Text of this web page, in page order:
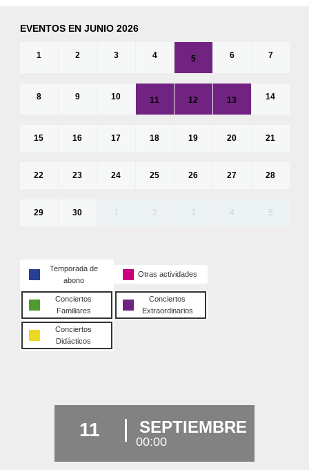
EVENTOS EN JUNIO 2026
1 2 3 4 5 6 7
8 9 10 11 12 13 14
15 16 17 18 19 20 21
22 23 24 25 26 27 28
29 30 1 2 3 4 5
Temporada de
abono
Otras actividades
Conciertos
Familiares
Conciertos
Extraordinarios
Conciertos
Didácticos
11 SEPTIEMBRE
00:00